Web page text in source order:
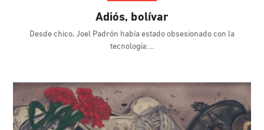
Adiós, bolívar
Desde chico, Joel Padrón había estado obsesionado con la
tecnología: